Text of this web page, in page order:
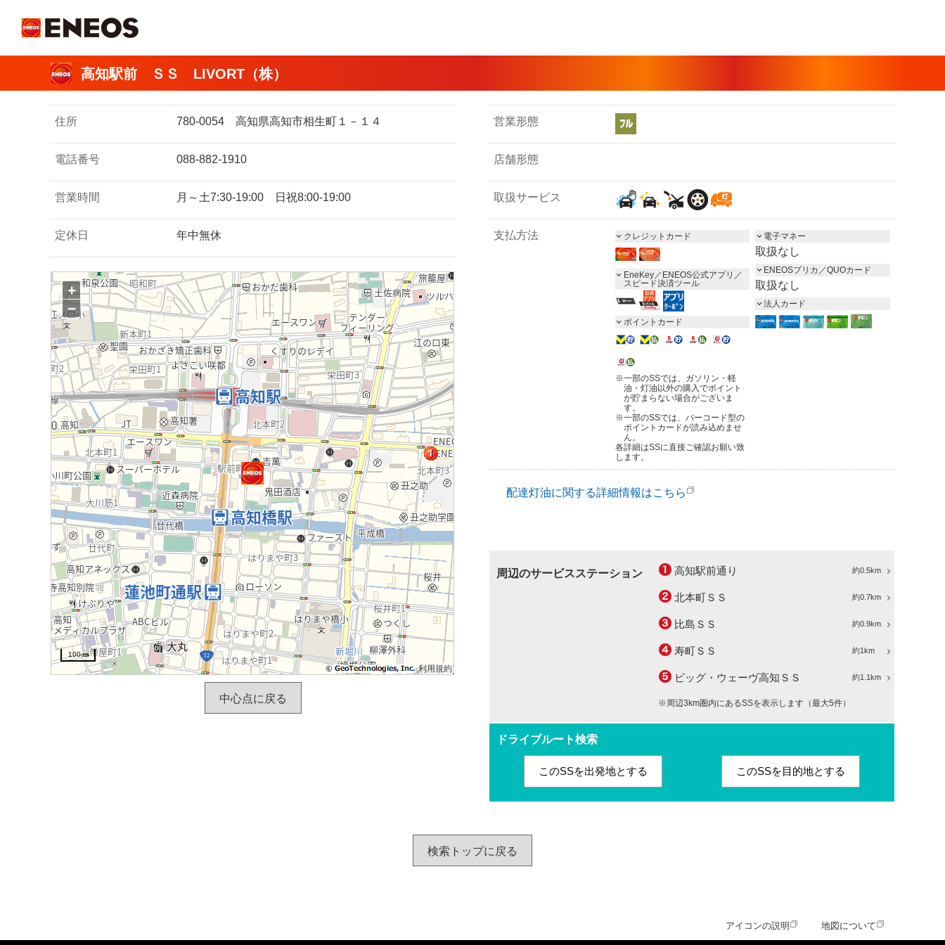
高知駅前 ＳＳ LIVORT（株）
住所 780-0054 高知県高知市相生町１－１４
電話番号 088-882-1910
営業時間 月～土7:30-19:00 日祝8:00-19:00
定休日 年中無休
利用規約
+
−
100 m
中心点に戻る
営業形態
店舗形態
取扱サービス
支払方法 クレジットカード
EneKey／ENEOS公式アプリ／
スピード決済ツール
ポイントカード
※一部のSSでは、ガソリン・軽
油・灯油以外の購入でポイント
が貯まらない場合がございま
す。
※一部のSSでは、バーコード型の
ポイントカードが読み込めませ
ん。
各詳細はSSに直接ご確認お願い致
します。
電子マネー
取扱なし
ENEOSプリカ／QUOカード
取扱なし
法人カード
配達灯油に関する詳細情報はこちら
周辺のサービスステーション 約0.5km
高知駅前通り
約0.7km
北本町ＳＳ
約0.9km
比島ＳＳ
約1km
寿町ＳＳ
約1.1km
ビッグ・ウェーヴ高知ＳＳ
※周辺3km圏内にあるSSを表示します（最大5件）
ドライブルート検索
このSSを出発地とする このSSを目的地とする
検索トップに戻る
アイコンの説明 地図について